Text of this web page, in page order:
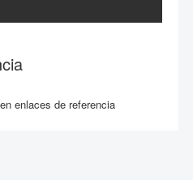
enlaces de referencia